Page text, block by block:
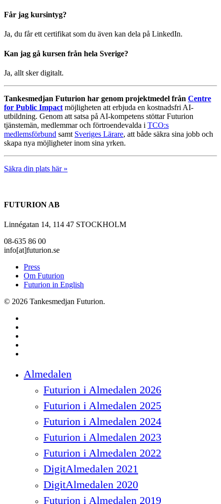
Får jag kursintyg?
Ja, du får ett certifikat som du även kan dela på LinkedIn.
Kan jag gå kursen från hela Sverige?
Ja, allt sker digitalt.
Tankesmedjan Futurion har genom projektmedel från Centre
for Public Impact möjligheten att erbjuda en kostnadsfri AI-
utbildning. Genom att satsa på AI-kompetens stöttar Futurion
tjänstemän, medlemmar och förtroendevalda i TCO:s
medlemsförbund samt Sveriges Lärare, att både säkra sina jobb och
skapa nya möjligheter inom sina yrken.
Säkra din plats här »
FUTURION AB
Linnégatan 14, 114 47 STOCKHOLM
08-635 86 00
info[at]futurion.se
Press
Om Futurion
Futurion in English
© 2026 Tankesmedjan Futurion.
Menu
Almedalen
Futurion i Almedalen 2026
Futurion i Almedalen 2025
Futurion i Almedalen 2024
Futurion i Almedalen 2023
Futurion i Almedalen 2022
DigitAlmedalen 2021
DigitAlmedalen 2020
Futurion i Almedalen 2019